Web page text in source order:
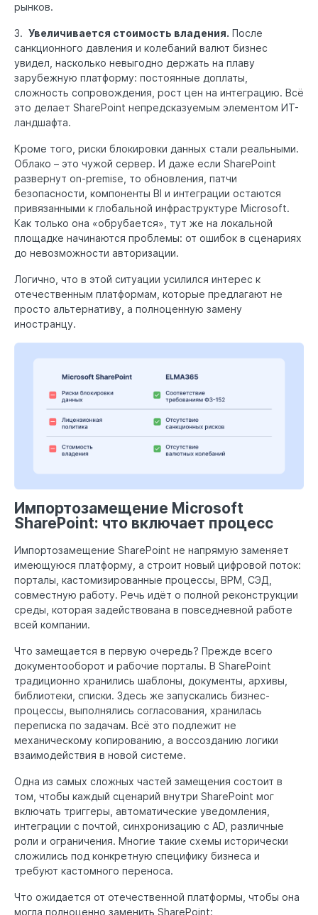
рынков.
3. Увеличивается стоимость владения. После
санкционного давления и колебаний валют бизнес
увидел, насколько невыгодно держать на плаву
зарубежную платформу: постоянные доплаты,
сложность сопровождения, рост цен на интеграцию. Всё
это делает SharePoint непредсказуемым элементом ИТ-
ландшафта.
Кроме того, риски блокировки данных стали реальными.
Облако – это чужой сервер. И даже если SharePoint
развернут on-premise, то обновления, патчи
безопасности, компоненты BI и интеграции остаются
привязанными к глобальной инфраструктуре Microsoft.
Как только она «обрубается», тут же на локальной
площадке начинаются проблемы: от ошибок в сценариях
до невозможности авторизации.
Логично, что в этой ситуации усилился интерес к
отечественным платформам, которые предлагают не
просто альтернативу, а полноценную замену
иностранцу.
Импортозамещение Microsoft
SharePoint: что включает процесс
Импортозамещение SharePoint не напрямую заменяет
имеющуюся платформу, а строит новый цифровой поток:
порталы, кастомизированные процессы, BPM, СЭД,
совместную работу. Речь идёт о полной реконструкции
среды, которая задействована в повседневной работе
всей компании.
Что замещается в первую очередь? Прежде всего
документооборот и рабочие порталы. В SharePoint
традиционно хранились шаблоны, документы, архивы,
библиотеки, списки. Здесь же запускались бизнес-
процессы, выполнялись согласования, хранилась
переписка по задачам. Всё это подлежит не
механическому копированию, а воссозданию логики
взаимодействия в новой системе.
Одна из самых сложных частей замещения состоит в
том, чтобы каждый сценарий внутри SharePoint мог
включать триггеры, автоматические уведомления,
интеграции с почтой, синхронизацию с AD, различные
роли и ограничения. Многие такие схемы исторически
сложились под конкретную специфику бизнеса и
требуют кастомного переноса.
Что ожидается от отечественной платформы, чтобы она
могла полноценно заменить SharePoint: